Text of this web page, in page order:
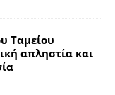
Ταμείου
απληστία και